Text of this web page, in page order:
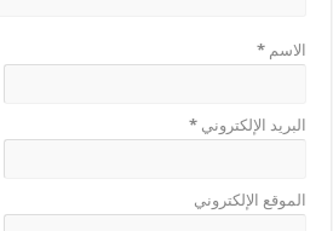
الاسم*
البريد الإلكتروني*
الموقع الإلكتروني